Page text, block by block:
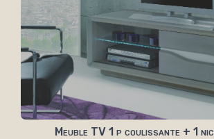
Meuble TV 1 p coulissante + 1